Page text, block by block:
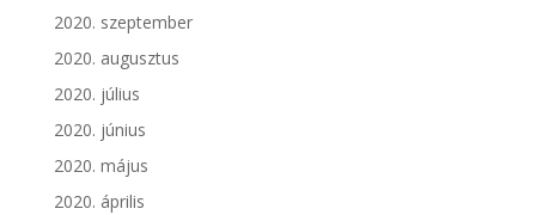
2020. szeptember
2020. augusztus
2020. július
2020. június
2020. május
2020. április